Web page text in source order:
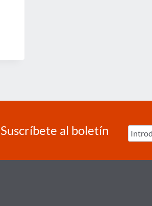
Suscríbete al boletín